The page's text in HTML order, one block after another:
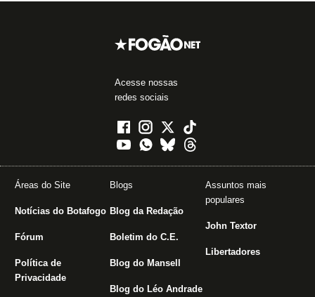
Acesse nossas
redes sociais
Áreas do Site
Notícias do Botafogo
Fórum
Política de
Privacidade
Blogs
Blog da Redação
Boletim do C.E.
Blog do Mansell
Blog do Léo Andrade
Assuntos mais
populares
John Textor
Libertadores